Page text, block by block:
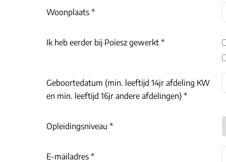
Woonplaats *
Ik heb eerder bij Poiesz gewerkt *
Geboortedatum (min. leeftijd 14jr afdeling KW
en min. leeftijd 16jr andere afdelingen) *
Opleidingsniveau *
E-mailadres *